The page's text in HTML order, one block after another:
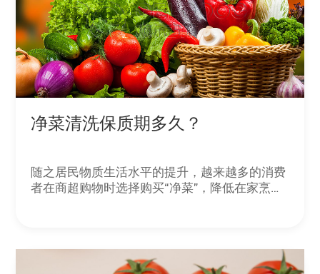
净菜清洗保质期多久？
随之居民物质生活水平的提升，越来越多的消费
者在商超购物时选择购买“净菜”，降低在家烹饪
看，净菜就是“包上保鲜膜”且“看起来很干净”的
菜，那么净菜清洗保质期多久？